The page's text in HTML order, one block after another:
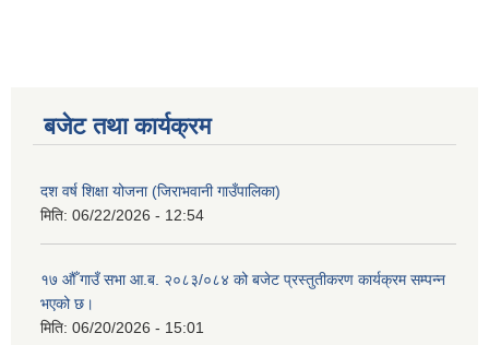
बजेट तथा कार्यक्रम
दश वर्ष शिक्षा योजना (जिराभवानी गाउँपालिका)
मिति: 06/22/2026 - 12:54
१७ औँ गाउँ सभा आ.ब. २०८३/०८४ को बजेट प्रस्तुतीकरण कार्यक्रम सम्पन्न
भएको छ।
मिति: 06/20/2026 - 15:01